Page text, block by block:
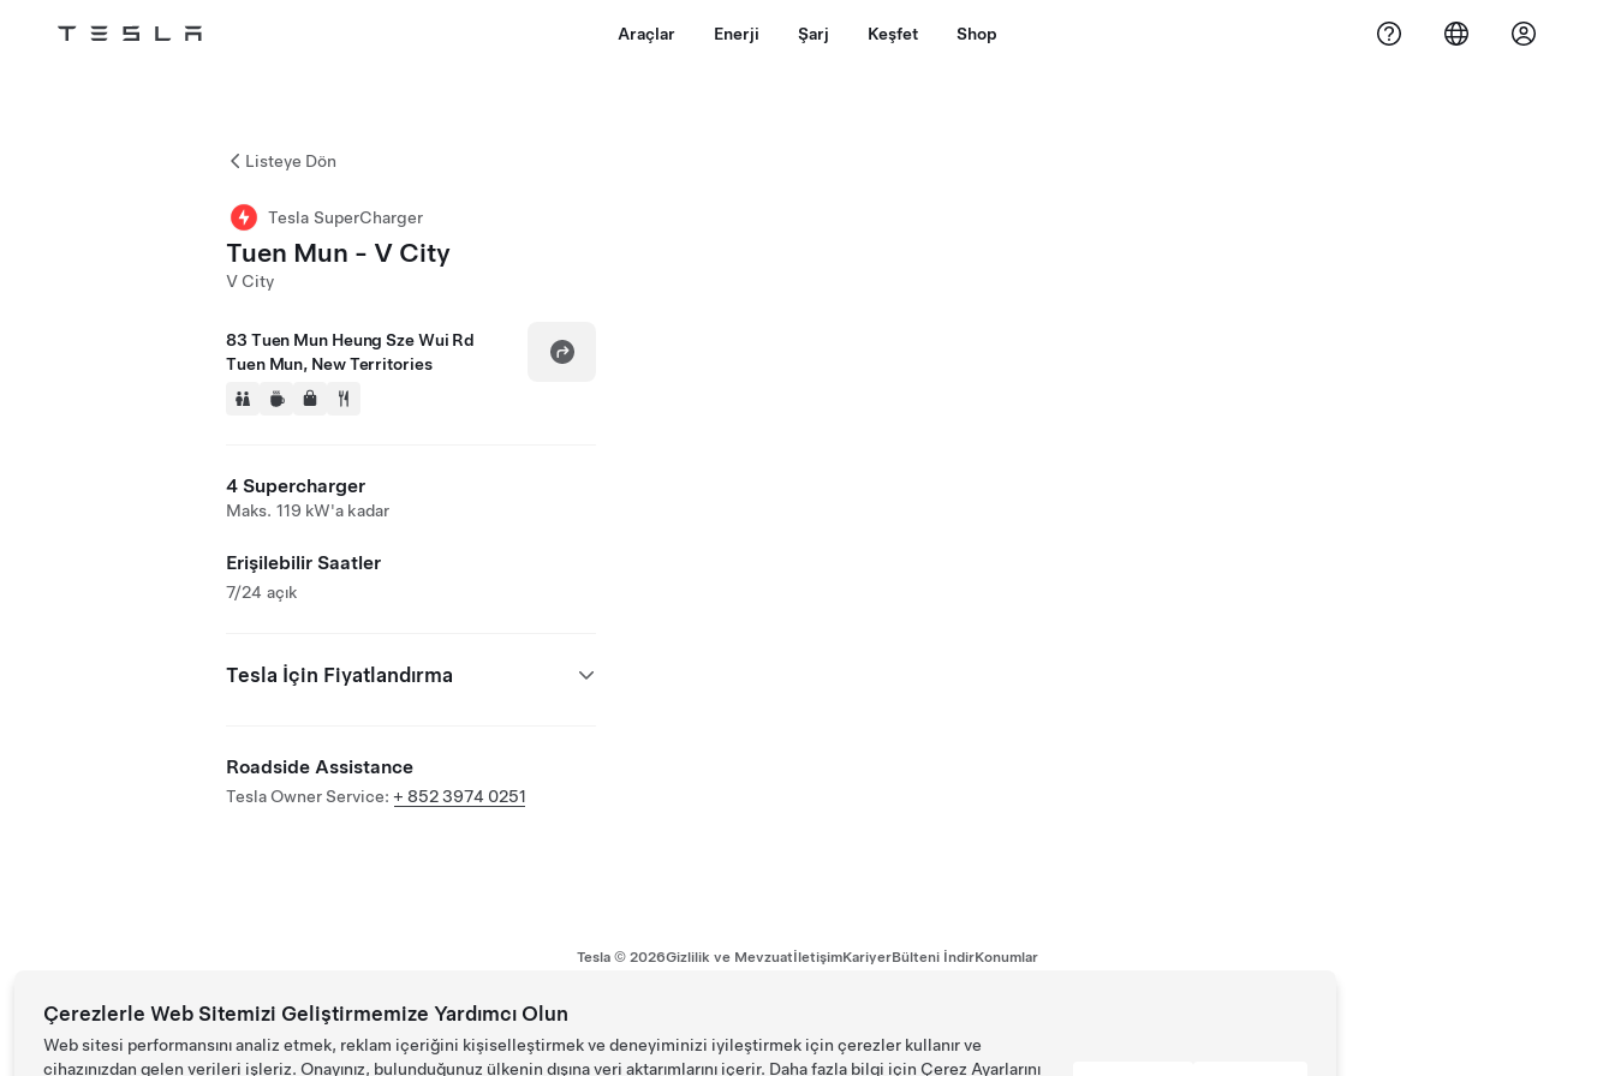
Tesla Araçlar Enerji Şarj Keşfet Shop
Listeye Dön
Tesla SuperCharger
Tuen Mun - V City
V City
83 Tuen Mun Heung Sze Wui Rd
Tuen Mun, New Territories
4 Supercharger
Maks. 119 kW'a kadar
Erişilebilir Saatler
7/24 açık
Tesla İçin Fiyatlandırma
Roadside Assistance
Tesla Owner Service: + 852 3974 0251
Tesla © 2026Gizlilik ve MevzuatİletişimKariyerBülteni İndirKonumlar
Çerezlerle Web Sitemizi Geliştirmemize Yardımcı Olun
Web sitesi performansını analiz etmek, reklam içeriğini kişiselleştirmek ve deneyiminizi iyileştirmek için çerezler kullanır ve
cihazınızdan gelen verileri işleriz. Onayınız, bulunduğunuz ülkenin dışına veri aktarımlarını içerir. Daha fazla bilgi için Çerez Ayarlarını